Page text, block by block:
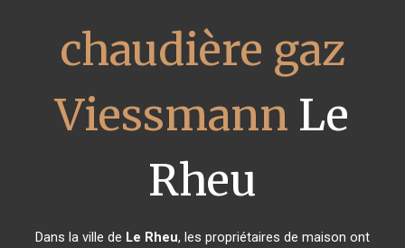
chaudière gaz
Viessmann Le
Rheu
Dans la ville de Le Rheu, les propriétaires de maison ont